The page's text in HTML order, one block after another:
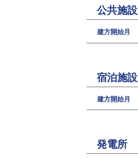
公共施設
建方開始月
宿泊施設
建方開始月
発電所